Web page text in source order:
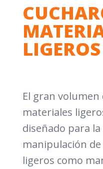
LIGEROS
El gran
materiales
diseñado para la
manipulación
ligeros como